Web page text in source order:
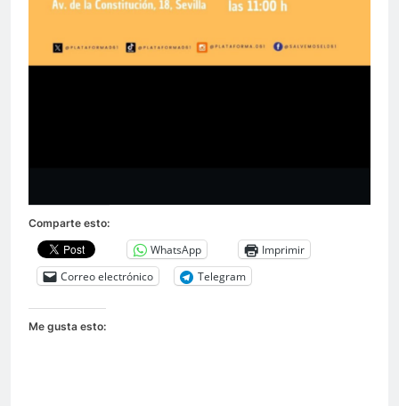
Comparte esto:
WhatsApp
Imprimir
Correo electrónico
Telegram
Me gusta esto: